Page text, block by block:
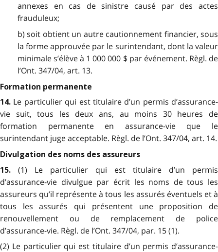
annexes en cas de sinistre causé par des actes
frauduleux;
b) soit obtient un autre cautionnement financier, sous
la forme approuvée par le surintendant, dont la valeur
minimale s’élève à 1 000 000 $ par événement. Règl. de
l’Ont. 347/04, art. 13.
Formation permanente
14. Le particulier qui est titulaire d’un permis d’assurance-
vie suit, tous les deux ans, au moins 30 heures de
formation permanente en assurance-vie que le
surintendant juge acceptable. Règl. de l’Ont. 347/04, art. 14.
Divulgation des noms des assureurs
15. (1) Le particulier qui est titulaire d’un permis
d’assurance-vie divulgue par écrit les noms de tous les
assureurs qu’il représente à tous les assurés éventuels et à
tous les assurés qui présentent une proposition de
renouvellement ou de remplacement de police
d’assurance-vie. Règl. de l’Ont. 347/04, par. 15 (1).
(2) Le particulier qui est titulaire d’un permis d’assurance-